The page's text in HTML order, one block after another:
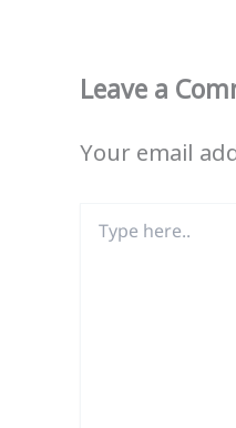
Leave a
Your email
here..